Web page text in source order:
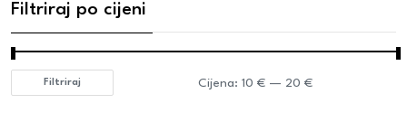
Filtriraj po cijeni
Filtriraj Cijena: 10 €— 20 €